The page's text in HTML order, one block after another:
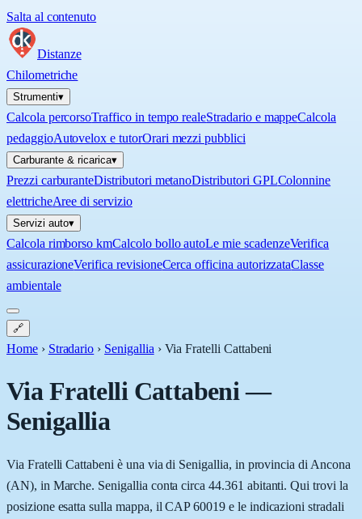
Salta al contenuto
Distanze
Chilometriche
Strumenti▾
Calcola percorsoTraffico in tempo realeStradario e mappeCalcola
pedaggioAutovelox e tutorOrari mezzi pubblici
Carburante & ricarica▾
Prezzi carburanteDistributori metanoDistributori GPLColonnine
elettricheAree di servizio
Servizi auto▾
Calcola rimborso kmCalcolo bollo autoLe mie scadenzeVerifica
assicurazioneVerifica revisioneCerca officina autorizzataClasse
ambientale
🔗
Home › Stradario › Senigallia › Via Fratelli Cattabeni
Via Fratelli Cattabeni—
Senigallia
Via Fratelli Cattabeni è una via di Senigallia, in provincia di Ancona
(AN), in Marche. Senigallia conta circa 44.361 abitanti. Qui trovi la
posizione esatta sulla mappa, il CAP 60019 e le indicazioni stradali